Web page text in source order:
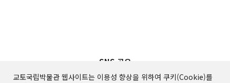
교토국립박물관 웹사이트는 이용성 향상을 위하여 쿠키(Cookie)를
SNS 공유